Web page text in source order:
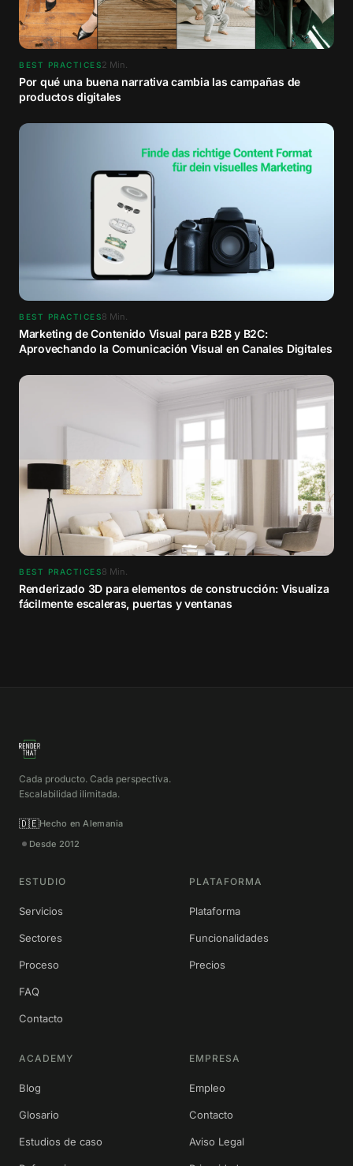
BEST PRACTICES2 Min.
Por qué una buena narrativa cambia las campañas de
productos digitales
BEST PRACTICES8 Min.
Marketing de Contenido Visual para B2B y B2C:
Aprovechando la Comunicación Visual en Canales Digitales
BEST PRACTICES8 Min.
Renderizado 3D para elementos de construcción: Visualiza
fácilmente escaleras, puertas y ventanas
Cada producto. Cada perspectiva.
Escalabilidad ilimitada.
🇩🇪Hecho en Alemania
Desde 2012
ESTUDIO
Servicios
Sectores
Proceso
FAQ
Contacto
PLATAFORMA
Plataforma
Funcionalidades
Precios
ACADEMY
Blog
Glosario
Estudios de caso
EMPRESA
Empleo
Contacto
Aviso Legal